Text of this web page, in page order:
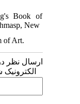
A King's Book of
Tahmasp, New
of Art.
ارسال نظر درباره
الکترونیک شما: